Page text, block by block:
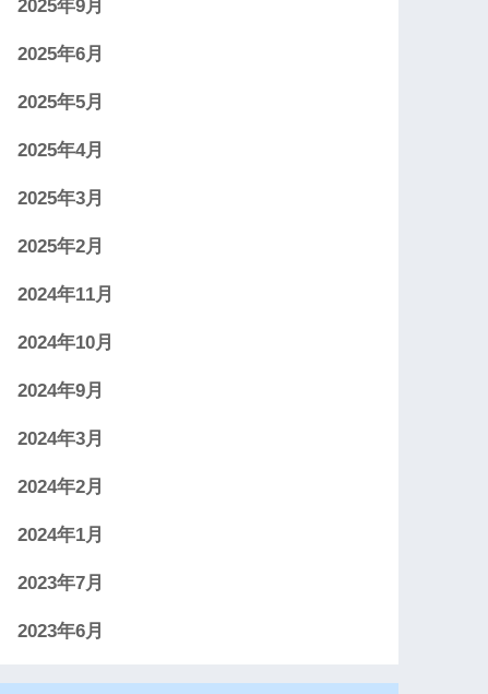
2025年9月
2025年6月
2025年5月
2025年4月
2025年3月
2025年2月
2024年11月
2024年10月
2024年9月
2024年3月
2024年2月
2024年1月
2023年7月
2023年6月